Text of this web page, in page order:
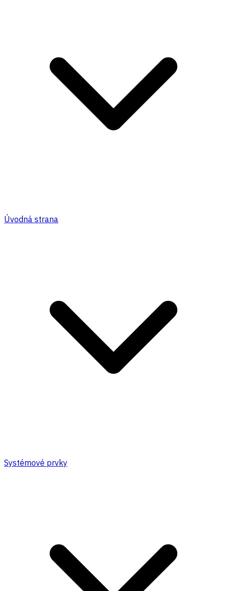
Úvodná strana
Systémové prvky